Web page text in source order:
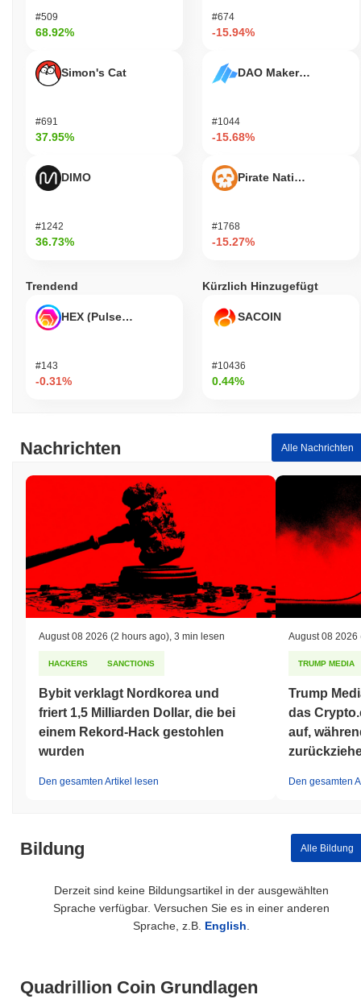
#509
68.92%
Simon's Cat
#691
37.95%
DIMO
#1242
36.73%
#674
-15.94%
DAO Maker Token
#1044
-15.68%
Pirate Nation Token
#1768
-15.27%
Trendend
HEX (Pulsechain)
#143
-0.31%
Kürzlich Hinzugefügt
SACOIN
#10436
0.44%
Nachrichten Alle Nachrichten
August 08 2026 (2 hours ago), 3 min lesen
HACKERS SANCTIONS
Bybit verklagt Nordkorea und
friert 1,5 Milliarden Dollar, die bei
einem Rekord-Hack gestohlen
wurden
Den gesamten Artikel lesen
August 08 2026
TRUMP MEDIA
Trump
das
auf,
Den gesamten
Bildung Alle Bildung
Derzeit sind keine Bildungsartikel in der ausgewählten
Sprache verfügbar. Versuchen Sie es in einer anderen
Sprache, z.B. English.
Quadrillion Coin Grundlagen